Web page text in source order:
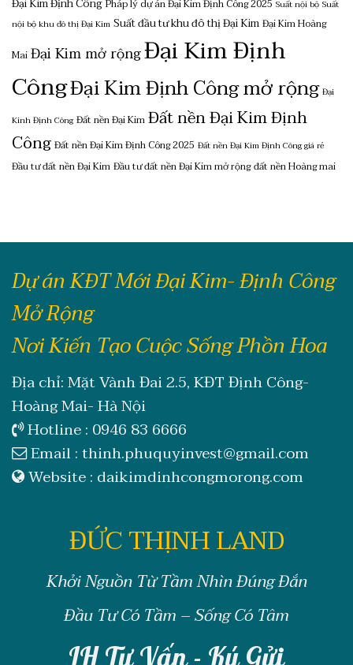
Đại Kim Định CôngPháp lý dự án Đại Kim Định Công 2025 Suất nội bộ Suất
nội bộ khu đô thị Đại Kim Suất đầu tư khu đô thị Đại KimĐại Kim Hoàng
MaiĐại Kim mở rộngĐại Kim Định
CôngĐại Kim Định Công mở rộng Đại
Kinh Định Công Đất nền Đại KimĐất nền Đại Kim Định
CôngĐất nền Đại Kim Định Công 2025 Đất nền Đại Kim Định Công giá rẻ
Đầu tư đất nền Đại KimĐầu tư đất nền Đại Kim mở rộngđất nền Hoàng mai
Dự án KĐT Mới Đại Kim- Định Công
Mở Rộng
Nơi Kiến Tạo Cuộc Sống Phồn Hoa
Địa chỉ: Mặt Vành Đai 2.5, KĐT Định Công-
Hoàng Mai- Hà Nội
Hotline : 0946 83 6666
Email :thinh.phuquyinvest@gmail.com
Website : daikimdinhcongmorong.com
ĐỨC THỊNH LAND
Khởi Nguồn Từ Tầm Nhìn Đúng Đắn
Đầu Tư Có Tầm – Sống Có Tâm